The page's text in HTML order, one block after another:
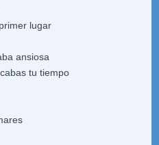
lugar
ansiosa
tu tiempo